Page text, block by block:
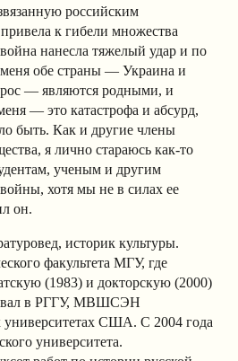
российским
к гибели множества
нанесла тяжелый удар и по
обе страны — Украина и
— являются родными, и
— это катастрофа и абсурд,
быть. Как и другие члены
я лично стараюсь как-то
ученым и другим
хотя мы не в силах ее
он.
историк культуры.
факультета МГУ, где
(1983) и докторскую (2000)
в РГГУ, МВШСЭН
США. С 2004 года
университета.